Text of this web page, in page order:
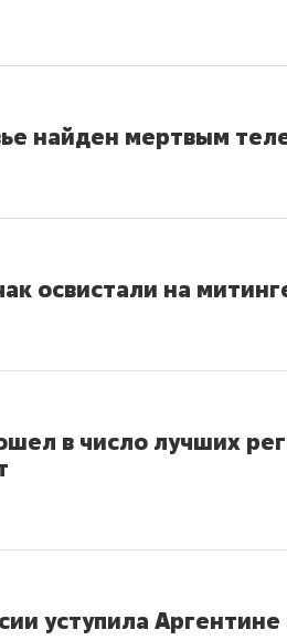
найден мертвым
освистали на
в число лучших
уступила